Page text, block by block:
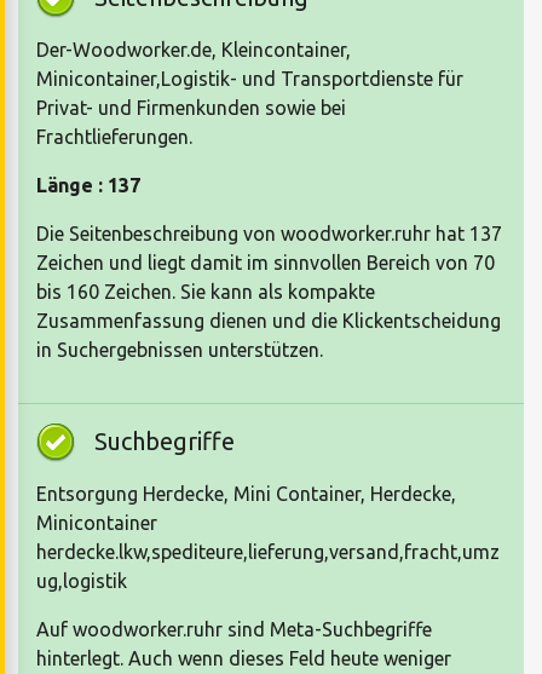
Der-Woodworker.de, Kleincontainer,
Minicontainer,Logistik- und Transportdienste für
Privat- und Firmenkunden sowie bei
Frachtlieferungen.
Länge : 137
Die Seitenbeschreibung von woodworker.ruhr hat 137
Zeichen und liegt damit im sinnvollen Bereich von 70
bis 160 Zeichen. Sie kann als kompakte
Zusammenfassung dienen und die Klickentscheidung
in Suchergebnissen unterstützen.
Suchbegriffe
Entsorgung Herdecke, Mini Container, Herdecke,
Minicontainer
herdecke.lkw,spediteure,lieferung,versand,fracht,umz
ug,logistik
Auf woodworker.ruhr sind Meta-Suchbegriffe
hinterlegt. Auch wenn dieses Feld heute weniger